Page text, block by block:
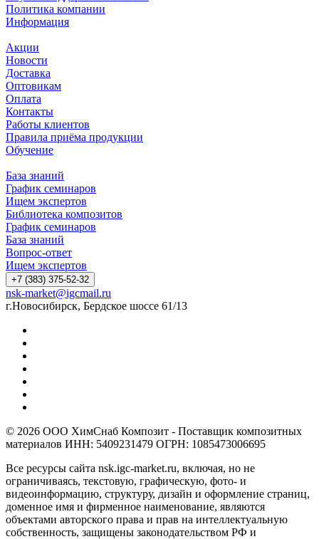
Политика компании
Информация
Акции
Новости
Доставка
Оптовикам
Оплата
Контакты
Работы клиентов
Правила приёма продукции
Обучение
База знаний
График семинаров
Ищем экспертов
Библиотека композитов
График семинаров
База знаний
Вопрос-ответ
Ищем экспертов
+7 (383) 375-52-32
nsk-market@igcmail.ru
г.Новосибирск, Бердское шоссе 61/13
© 2026 ООО ХимСнаб Композит - Поставщик композитных
материалов ИНН: 5409231479 ОГРН: 1085473006695
Все ресурсы сайта nsk.igc-market.ru, включая, но не
ограничиваясь, текстовую, графическую, фото- и
видеоинформацию, структуру, дизайн и оформление страниц,
доменное имя и фирменное наименование, являются
объектами авторского права и прав на интеллектуальную
собственность, защищены законодательством РФ и